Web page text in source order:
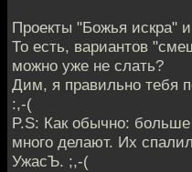
Проекты "Божья искра"
То есть, вариантов
можно уже не слать?
Дим, я правильно тебя
:,-(
P.S: Как обычно:
много делают. Их
УжасЪ. ;,-(